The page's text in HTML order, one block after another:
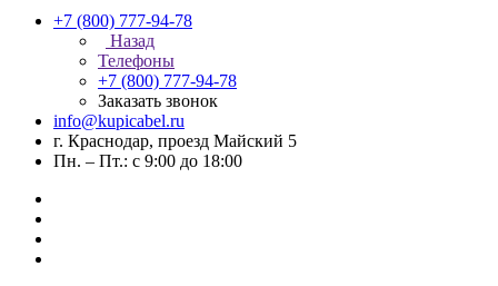
+7 (800) 777-94-78
Назад
Телефоны
+7 (800) 777-94-78
Заказать звонок
info@kupicabel.ru
г. Краснодар, проезд Майский 5
Пн. – Пт.: с 9:00 до 18:00